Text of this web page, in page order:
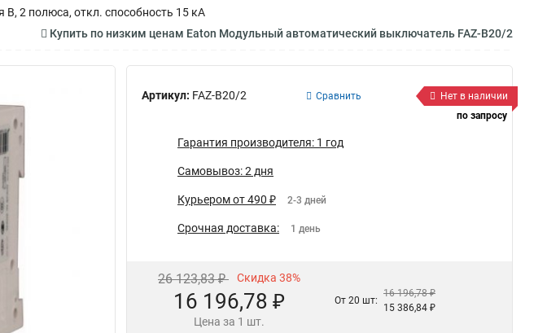
2 полюса, откл. способность 15 кА
Купить по низким ценам Eaton Модульный автоматический выключатель FAZ-B20/2
Артикул: FAZ-B20/2 Сравнить
Нет в наличии
по запросу
Гарантия производителя: 1 год
Самовывоз: 2 дня
Курьером от 490 ₽ 2-3 дней
Срочная доставка: 1 день
26 123,83 ₽ Скидка 38%
16 196,78 ₽
Цена за 1 шт.
От 20 шт:
16 196,78 ₽
15 386,84 ₽